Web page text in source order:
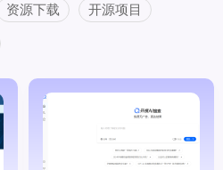
资源下载 开源项目